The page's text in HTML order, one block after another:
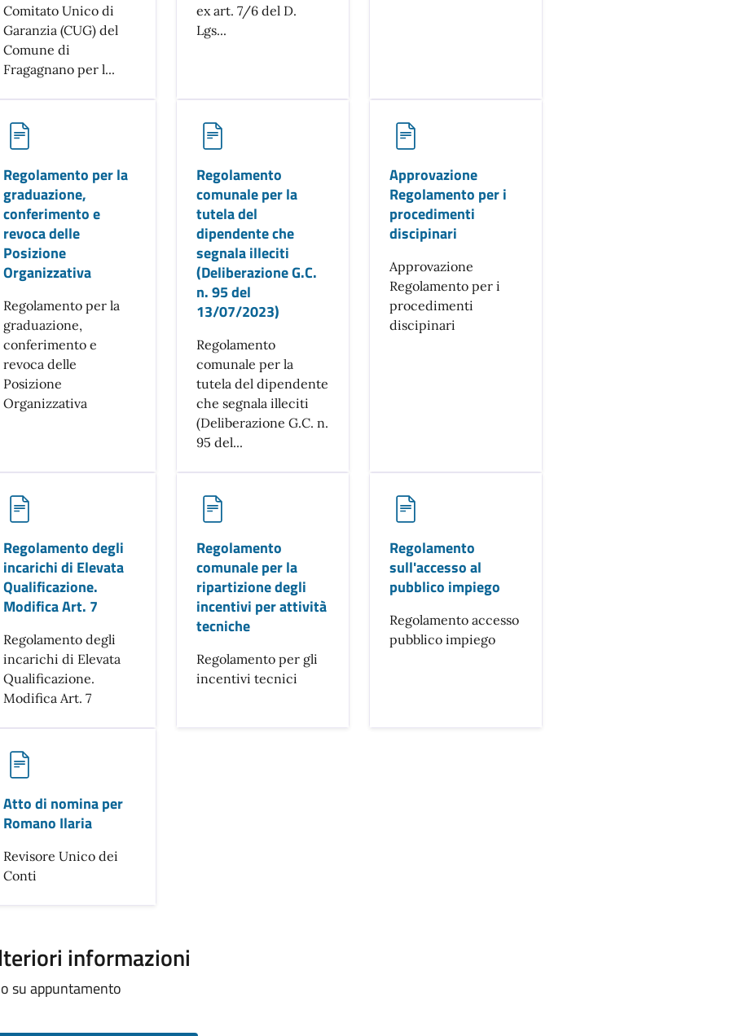
Comitato Unico di
Garanzia (CUG) del
Comune di
Fragagnano per l...
ex art. 7/6 del D.
Lgs...
Regolamento per la
graduazione,
conferimento e
revoca delle
Posizione
Organizzativa
Regolamento per la
graduazione,
conferimento e
revoca delle
Posizione
Organizzativa
Regolamento
comunale per la
tutela del
dipendente che
segnala illeciti
(Deliberazione G.C.
n. 95 del
13/07/2023)
Regolamento
comunale per la
tutela del dipendente
che segnala illeciti
(Deliberazione G.C. n.
95 del...
Approvazione
Regolamento per i
procedimenti
discipinari
Approvazione
Regolamento per i
procedimenti
discipinari
Regolamento degli
incarichi di Elevata
Qualificazione.
Modifica Art. 7
Regolamento degli
incarichi di Elevata
Qualificazione.
Modifica Art. 7
Regolamento
comunale per la
ripartizione degli
incentivi per attività
tecniche
Regolamento per gli
incentivi tecnici
Regolamento
sull'accesso al
pubblico impiego
Regolamento accesso
pubblico impiego
Atto di nomina per
Romano Ilaria
Revisore Unico dei
Conti
informazioni
su appuntamento